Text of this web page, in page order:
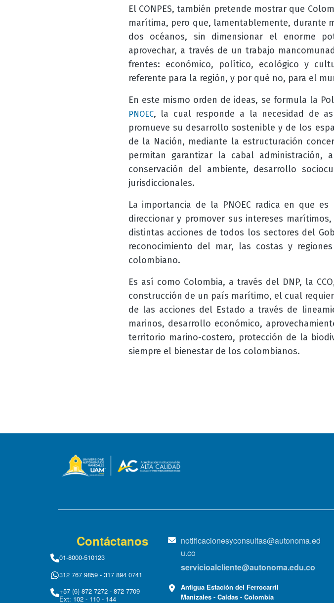
El CONPES, también pretende mostrar que
marítima, pero que, lamentablemente, durante
dos océanos, sin dimensionar el enorme
aprovechar, a través de un trabajo
frentes: económico, político, ecológico y
referente para la región, y por qué no, para el
En este mismo orden de ideas, se formula la
PNOEC, la cual responde a la necesidad de
promueve su desarrollo sostenible y de los
de la Nación, mediante la estructuración
permitan garantizar la cabal administración,
conservación del ambiente, desarrollo
jurisdiccionales.
La importancia de la PNOEC radica en que
direccionar y promover sus intereses
distintas acciones de todos los sectores del
reconocimiento del mar, las costas y
colombiano.
Es así como Colombia, a través del DNP, la
construcción de un país marítimo, el cual
de las acciones del Estado a través de
marinos, desarrollo económico,
territorio marino-costero, protección de la
siempre el bienestar de los colombianos.
Contáctanos
01-8000-510123
312 767 9859 - 317 894 0741
+57 (6) 872 7272 - 872 7709
Ext: 102 - 110 - 144
notificacionesyconsultas@autonoma.ed
u.co
servicioalcliente@autonoma.edu.co
Antigua Estación del Ferrocarril
Manizales - Caldas - Colombia